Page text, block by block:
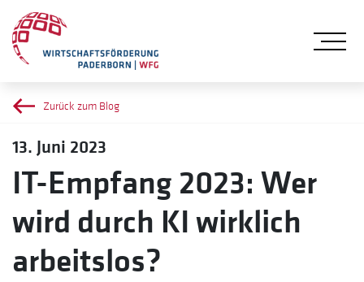
Zurück zum Blog
13. Juni 2023
IT-Empfang 2023: Wer
wird durch KI wirklich
arbeitslos?